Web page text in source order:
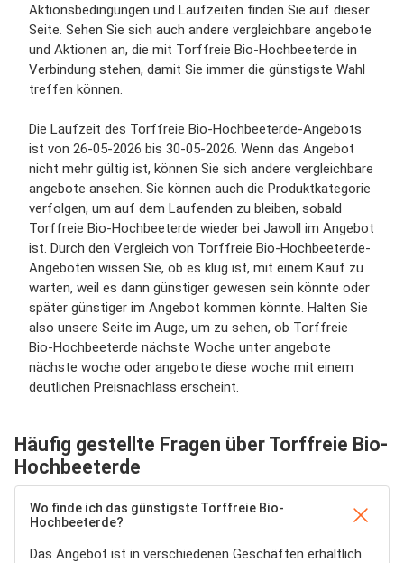
Aktionsbedingungen und Laufzeiten finden Sie auf dieser
Seite. Sehen Sie sich auch andere vergleichbare angebote
und Aktionen an, die mit Torffreie Bio-Hochbeeterde in
Verbindung stehen, damit Sie immer die günstigste Wahl
treffen können.
Die Laufzeit des Torffreie Bio-Hochbeeterde-Angebots
ist von 26-05-2026 bis 30-05-2026. Wenn das Angebot
nicht mehr gültig ist, können Sie sich andere vergleichbare
angebote ansehen. Sie können auch die Produktkategorie
verfolgen, um auf dem Laufenden zu bleiben, sobald
Torffreie Bio-Hochbeeterde wieder bei Jawoll im Angebot
ist. Durch den Vergleich von Torffreie Bio-Hochbeeterde-
Angeboten wissen Sie, ob es klug ist, mit einem Kauf zu
warten, weil es dann günstiger gewesen sein könnte oder
später günstiger im Angebot kommen könnte. Halten Sie
also unsere Seite im Auge, um zu sehen, ob Torffreie
Bio-Hochbeeterde nächste Woche unter angebote
nächste woche oder angebote diese woche mit einem
deutlichen Preisnachlass erscheint.
Häufig gestellte Fragen über Torffreie Bio-
Hochbeeterde
Wo finde ich das günstigste Torffreie Bio-
Hochbeeterde?
Das Angebot ist in verschiedenen Geschäften erhältlich.